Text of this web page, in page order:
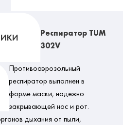
Респиратор TUM
302V
Противоаэрозольный
респиратор выполнен в
форме маски, надежно
закрывающей нос и рот.
дыхания от пыли,